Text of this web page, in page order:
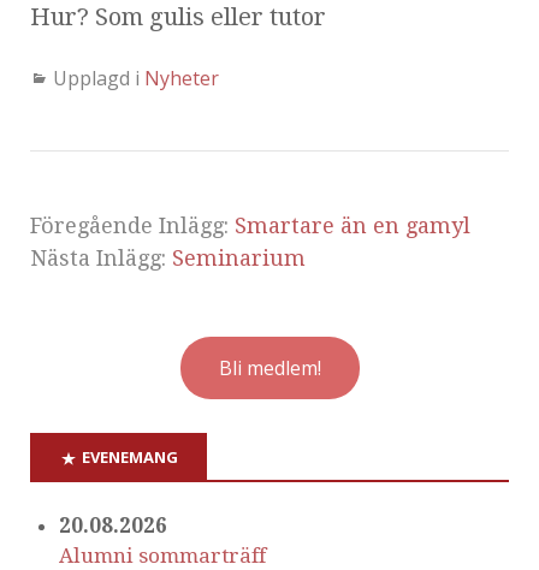
Hur? Som gulis eller tutor
Upplagd i Nyheter
Föregående Inlägg: Smartare än en gamyl
Nästa Inlägg: Seminarium
Bli medlem!
EVENEMANG
20.08.2026
Alumni sommarträff